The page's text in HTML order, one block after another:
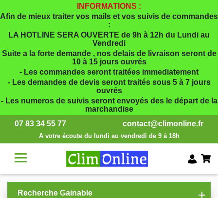
INFORMATIONS :
Afin de mieux traiter vos mails et vos suivis de commandes
:
LA HOTLINE SERA OUVERTE de 9h à 12h du Lundi au
Vendredi
Suite a la forte demande , nos delais de livraison seront de
10 à 15 jours ouvrés
- Les commandes seront traitées immediatement
- Les demandes de devis seront traités sous 5 à 7 jours
ouvrés
- Les numeros de suivis seront envoyés des le départ de la
marchandise
07 83 34 55 77
A votre écoute du lundi au vendredi de 9 à 18h
contact@climonline.fr
Recherche Gainable